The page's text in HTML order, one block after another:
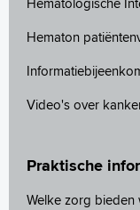
Hematon
Video's over
Praktische
Welke zorg bieden